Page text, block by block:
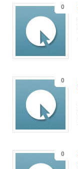
0
0
0